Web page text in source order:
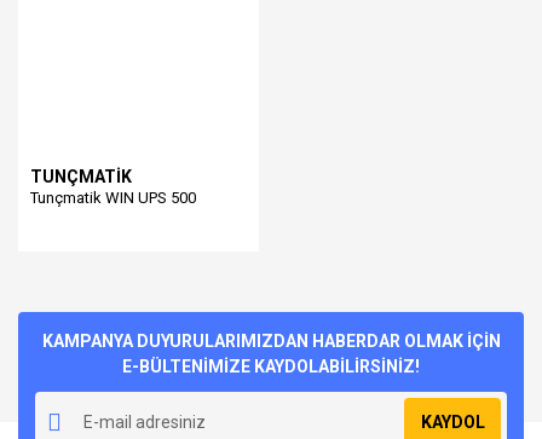
TUNÇMATİK
Tunçmatik WIN UPS 500
KAMPANYA DUYURULARIMIZDAN HABERDAR OLMAK İÇİN
E-BÜLTENİMİZE KAYDOLABİLİRSİNİZ!
KAYDOL